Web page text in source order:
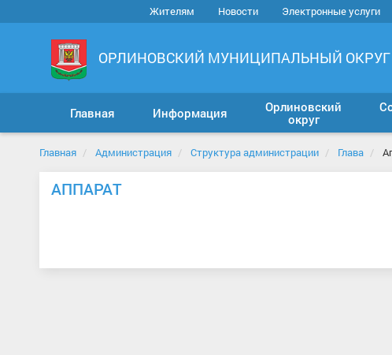
Жителям Новости Электронные услуги
ОРЛИНОВСКИЙ МУНИЦИПАЛЬНЫЙ ОКРУГ
Главная Информация
Орлиновский
округ
Главная Администрация Структура администрации Глава
АППАРАТ